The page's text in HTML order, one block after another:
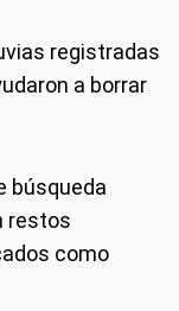
registradas
a borrar
búsqueda
restos
como